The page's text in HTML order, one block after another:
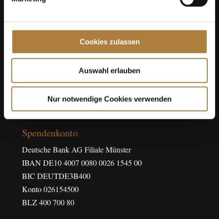
Cookies zulassen
Auswahl erlauben
Nur notwendige Cookies verwenden
Über uns
Datenschutz
Impressum
Spendenkonto
Deutsche Bank AG Filiale Münster
IBAN DE10 4007 0080 0026 1545 00
BIC DEUTDE3B400
Konto 026154500
BLZ 400 700 80